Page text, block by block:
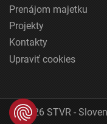
Prenájom majetku
Projekty
Kontakty
Upraviť cookies
© 2026 STVR -